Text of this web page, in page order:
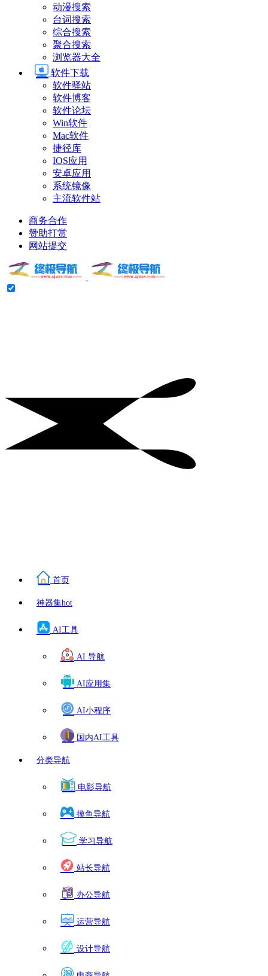
动漫搜索
台词搜索
综合搜索
聚合搜索
浏览器大全
软件下载
软件驿站
软件博客
软件论坛
Win软件
Mac软件
捷径库
IOS应用
安卓应用
系统镜像
主流软件站
商务合作
赞助打赏
网站提交
首页
神器集hot
AI工具
AI 导航
AI应用集
AI小程序
国内AI工具
分类导航
电影导航
摸鱼导航
学习导航
站长导航
办公导航
运营导航
设计导航